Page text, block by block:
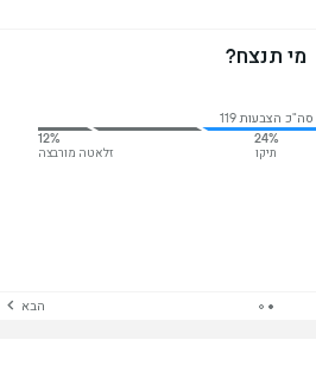
מי תנצח?
סה"כ הצבעות 119
24%
תיקו
12%
זלאטה מורבצה
הבא